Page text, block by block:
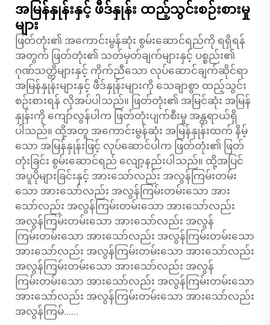
အမြန်နှုန်းနှင့် ဖီဒ်နှုန်း ထည့်သွင်းစဉ်းစားမှု
များ
ဖြတ်တုံး၏ အကောင်းမွန်ဆုံး စွမ်းဆောင်ရည်ကို ရရှိရန်
အတွက် ဖြတ်တုံး၏ သတ်မှတ်ချက်များနှင့် ပစ္စည်း၏
ဂုဏ်သတ္တိများနှင့် ကိုက်ညီသော လုပ်ဆောင်ချက်ဆိုင်ရာ
အမြန်နှုန်းများနှင့် ဖီဒ်နှုန်းများကို သေချာစွာ ထည့်သွင်း
စဉ်းစားရန် လိုအပ်ပါသည်။ ဖြတ်တုံး၏ အမြင်ဆုံး အမြန်
နှုန်းကို ကျော်လွန်ပါက ဖြတ်တုံးပျက်စီးမှု အန္တရာယ်ရှိ
ပါသည်။ ထို့အတူ အကောင်းမွန်ဆုံး အမြန်နှုန်းထက် နိမ့်
သော အမြန်နှုန်းဖြင့် လုပ်ဆောင်ပါက ဖြတ်တုံး၏ ဖြတ်
တုံးခြင်း စွမ်းဆောင်ရည် လျော့နည်းပါသည်။ ထို့အပြင်
အပူပိုများခြင်းနှင့် အားသော်လည်း အလွန်ကြမ်းတမ်း
သော အားသော်လည်း အလွန်ကြမ်းတမ်းသော အား
သော်လည်း အလွန်ကြမ်းတမ်းသော အားသော်လည်း
အလွန်ကြမ်းတမ်းသော အားသော်လည်း အလွန်
ကြမ်းတမ်းသော အားသော်လည်း အလွန်ကြမ်းတမ်းသော
အားသော်လည်း အလွန်ကြမ်းတမ်းသော အားသော်လည်း
အလွန်ကြမ်းတမ်းသော အားသော်လည်း အလွန်
ကြမ်းတမ်းသော အားသော်လည်း အလွန်ကြမ်းတမ်းသော
အားသော်လည်း အလွန်ကြမ်းတမ်းသော အားသော်လည်း
အလွန်ကြမ်......